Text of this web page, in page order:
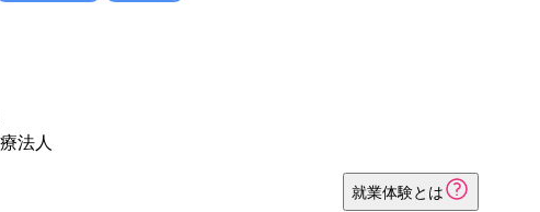
法人
就業体験とは